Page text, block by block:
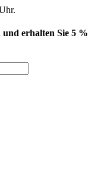
erhalten Sie 5 %